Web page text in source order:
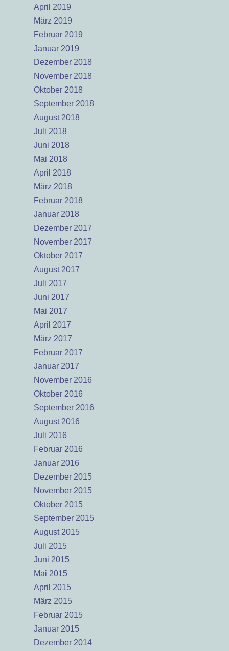
April 2019
März 2019
Februar 2019
Januar 2019
Dezember 2018
November 2018
Oktober 2018
September 2018
August 2018
Juli 2018
Juni 2018
Mai 2018
April 2018
März 2018
Februar 2018
Januar 2018
Dezember 2017
November 2017
Oktober 2017
August 2017
Juli 2017
Juni 2017
Mai 2017
April 2017
März 2017
Februar 2017
Januar 2017
November 2016
Oktober 2016
September 2016
August 2016
Juli 2016
Februar 2016
Januar 2016
Dezember 2015
November 2015
Oktober 2015
September 2015
August 2015
Juli 2015
Juni 2015
Mai 2015
April 2015
März 2015
Februar 2015
Januar 2015
Dezember 2014